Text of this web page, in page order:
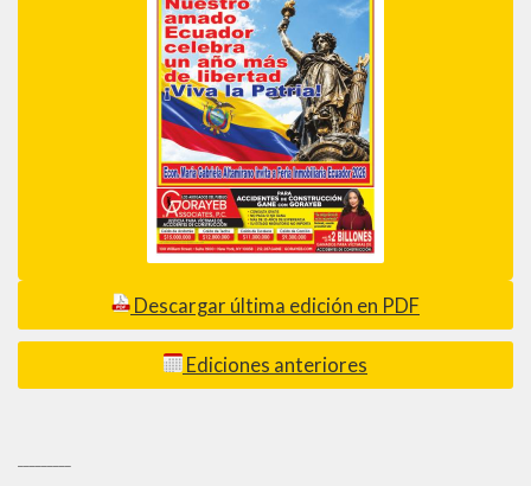
Descargar última edición en PDF
Ediciones anteriores